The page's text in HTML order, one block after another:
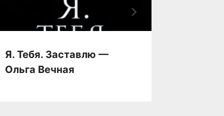
Я. Тебя. Заставлю —
Ольга Вечная